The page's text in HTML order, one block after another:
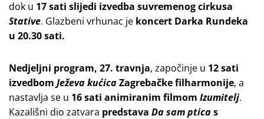
dok u 17 sati slijedi izvedba suvremenog cirkusa
Stative. Glazbeni vrhunac je koncert Darka Rundeka
u 20.30 sati.
Nedjeljni program, 27. travnja, započinje u 12 sati
izvedbom Ježeva kućicaZagrebačke filharmonije, a
nastavlja se u 16 sati animiranim filmom Izumitelj.
Kazališni dio zatvara predstava Da sam pticas